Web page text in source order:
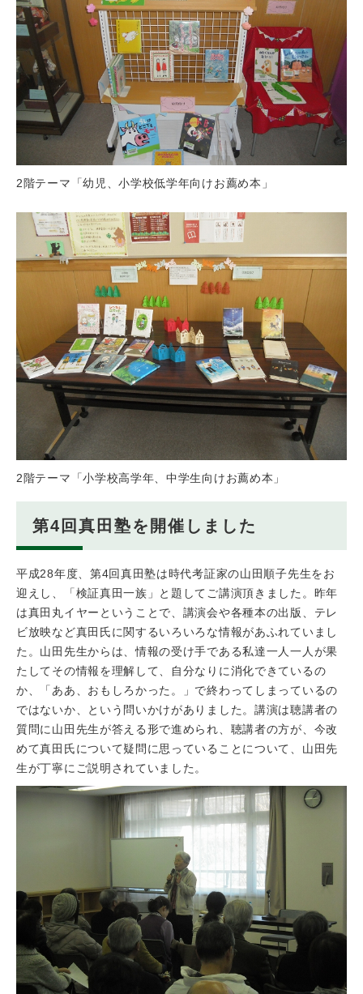
2階テーマ「幼児、小学校低学年向けお薦め本」
2階テーマ「小学校高学年、中学生向けお薦め本」
第4回真田塾を開催しました
平成28年度、第4回真田塾は時代考証家の山田順子先生をお
迎えし、「検証真田一族」と題してご講演頂きました。昨年
は真田丸イヤーということで、講演会や各種本の出版、テレ
ビ放映など真田氏に関するいろいろな情報があふれていまし
た。山田先生からは、情報の受け手である私達一人一人が果
たしてその情報を理解して、自分なりに消化できているの
か、「ああ、おもしろかった。」で終わってしまっているの
ではないか、という問いかけがありました。講演は聴講者の
質問に山田先生が答える形で進められ、聴講者の方が、今改
めて真田氏について疑問に思っていることについて、山田先
生が丁寧にご説明されていました。